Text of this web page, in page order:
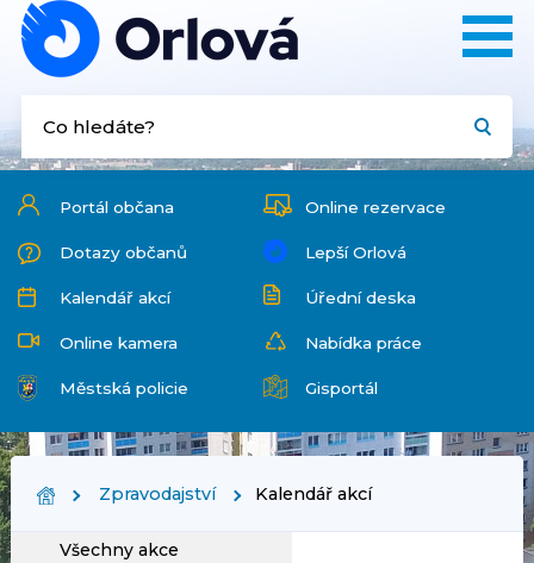
Portál občana Online rezervace
Dotazy občanů Lepší Orlová
Kalendář akcí Úřední deska
Online kamera Nabídka práce
Městská policie Gisportál
Zpravodajství Kalendář akcí
Všechny akce